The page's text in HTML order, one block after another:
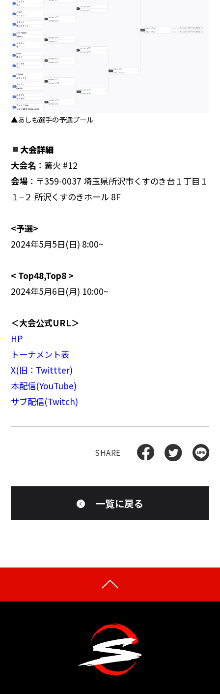
▲あしも選手の予選プール
大会詳細
大会名：篝火 #12
会場：〒359-0037 埼玉県所沢市くすのき台１丁目１
１−２ 所沢くすのきホール 8F
<予選>
2024年5月5日(日) 8:00~
< Top48,Top8 >
2024年5月6日(月) 10:00~
＜大会公式URL＞
HP
トーナメント表
X(旧：Twittter)
本配信(YouTube)
サブ配信(Twitch)
一覧に戻る